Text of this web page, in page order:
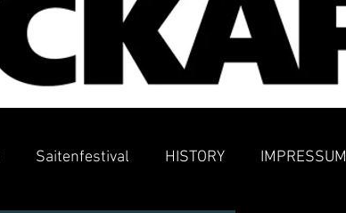
Saitenfestival HISTORY IMPRESSUM